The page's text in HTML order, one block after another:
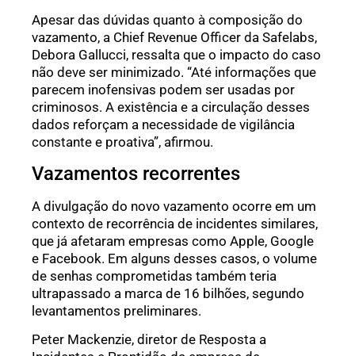
Apesar das dúvidas quanto à composição do
vazamento, a Chief Revenue Officer da Safelabs,
Debora Gallucci, ressalta que o impacto do caso
não deve ser minimizado. “Até informações que
parecem inofensivas podem ser usadas por
criminosos. A existência e a circulação desses
dados reforçam a necessidade de vigilância
constante e proativa”, afirmou.
Vazamentos recorrentes
A divulgação do novo vazamento ocorre em um
contexto de recorrência de incidentes similares,
que já afetaram empresas como Apple, Google
e Facebook. Em alguns desses casos, o volume
de senhas comprometidas também teria
ultrapassado a marca de 16 bilhões, segundo
levantamentos preliminares.
Peter Mackenzie, diretor de Resposta a